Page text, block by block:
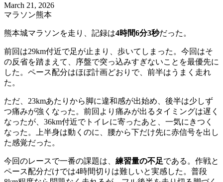
March 21, 2026
マラソン熊本
熊本城マラソンを走り、記録は4時間6分3秒だった。
前回は29km付近で足が止まり、歩いてしまった。今回はそ
の反省を踏まえて、序盤で突っ込みすぎないことを最優先に
した。ペース配分はほぼ計画どおりで、前半はうまく走れ
た。
ただ、23kmあたりから脚に違和感が出始め、後半は少しず
つ痛みが強くなった。前回より痛みが出るタイミングは遅く
なったが、36km付近でトイレに寄ったあと、一気にきつく
なった。上半身は動くのに、腰から下だけ先に赤信号を出し
た感覚だった。
今回のレースで一番の課題は、 練習量の不足である。作戦と
ペース配分だけでは4時間切りは難しいと実感した。普段